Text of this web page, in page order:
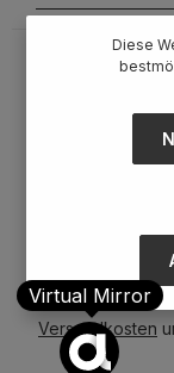
genommen
Um
* Alle
Versandkosten
Diese
Virtual Mirror